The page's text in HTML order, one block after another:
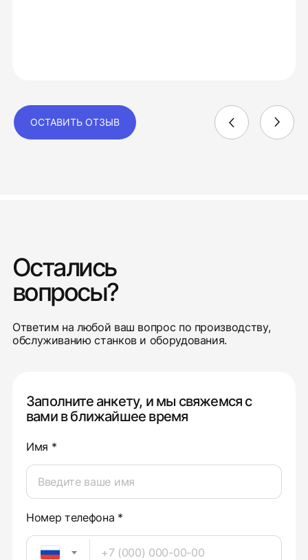
ОСТАВИТЬ ОТЗЫВ
Остались
вопросы?
Ответим на любой ваш вопрос по производству,
обслуживанию станков и оборудования.
Заполните анкету, и мы свяжемся с
вами в ближайшее время
Имя *
Номер телефона *